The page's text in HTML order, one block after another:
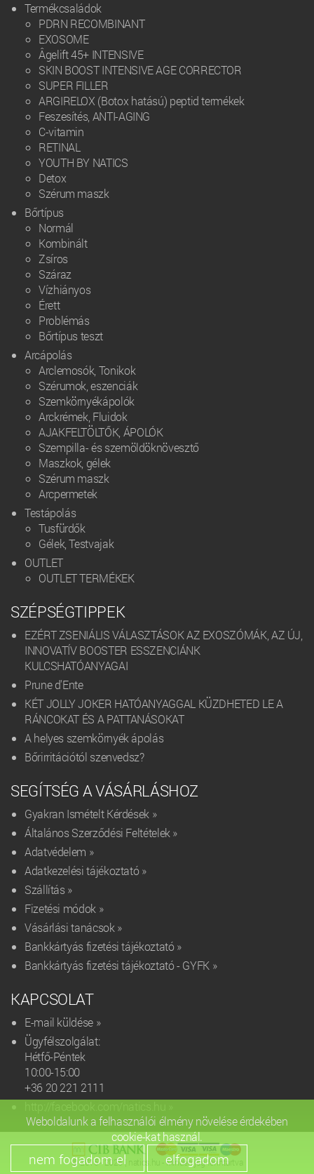
Termékcsaládok
PDRN RECOMBINANT
EXOSOME
Âgelift 45+ INTENSIVE
SKIN BOOST INTENSIVE AGE CORRECTOR
SUPER FILLER
ARGIRELOX (Botox hatású) peptid termékek
Feszesítés, ANTI-AGING
C-vitamin
RETINAL
YOUTH BY NATICS
Detox
Szérum maszk
Bőrtípus
Normál
Kombinált
Zsíros
Száraz
Vízhiányos
Érett
Problémás
Bőrtípus teszt
Arcápolás
Arclemosók, Tonikok
Szérumok, eszenciák
Szemkörnyékápolók
Arckrémek, Fluidok
AJAKFELTÖLTŐK, ÁPOLÓK
Szempilla- és szemöldöknövesztő
Maszkok, gélek
Szérum maszk
Arcpermetek
Testápolás
Tusfürdők
Gélek, Testvajak
OUTLET
OUTLET TERMÉKEK
SZÉPSÉGTIPPEK
EZÉRT ZSENIÁLIS VÁLASZTÁSOK AZ EXOSZÓMÁK, AZ ÚJ,
INNOVATÍV BOOSTER ESSZENCIÁNK
KULCSHATÓANYAGAI
Prune d'Ente
KÉT JOLLY JOKER HATÓANYAGGAL KÜZDHETED LE A
RÁNCOKAT ÉS A PATTANÁSOKAT
A helyes szemkörnyék ápolás
Bőrirritációtól szenvedsz?
SEGÍTSÉG A VÁSÁRLÁSHOZ
Gyakran Ismételt Kérdések »
Általános Szerződési Feltételek »
Adatvédelem »
Adatkezelési tájékoztató »
Szállítás »
Fizetési módok »
Vásárlási tanácsok »
Bankkártyás fizetési tájékoztató »
Bankkártyás fizetési tájékoztató - GYFK »
KAPCSOLAT
E-mail küldése »
Ügyfélszolgálat:
Hétfő-Péntek
10:00-15:00
+36 20 221 2111‬
http://facebook.com/natics.hu »
© 2015 - 2026 | natics.hu - Minden jog fenntartva
Weboldalunk a felhasználói élmény növelése érdekében
cookie-kat használ.